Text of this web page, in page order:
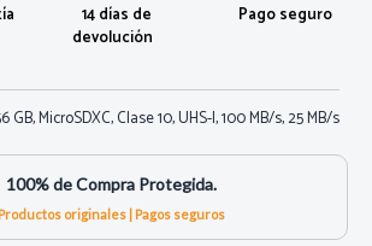
14 días de
devolución
Pago seguro
GB, MicroSDXC, Clase 10, UHS-I, 100 MB/s, 25 MB/s
100% de Compra Protegida.
Productos originales | Pagos seguros